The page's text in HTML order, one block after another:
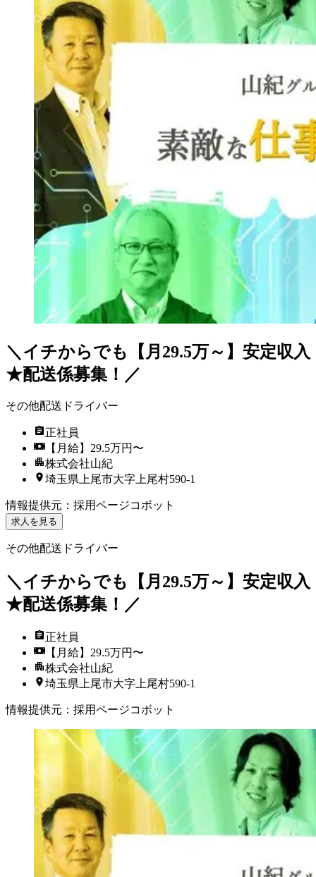
＼イチからでも【月29.5万～】安定収入
★配送係募集！／
その他配送ドライバー
正社員
【月給】29.5万円〜
株式会社山紀
埼玉県上尾市大字上尾村590-1
情報提供元 ： 採用ページコボット
求人を見る
その他配送ドライバー
＼イチからでも【月29.5万～】安定収入
★配送係募集！／
正社員
【月給】29.5万円〜
株式会社山紀
埼玉県上尾市大字上尾村590-1
情報提供元 ： 採用ページコボット